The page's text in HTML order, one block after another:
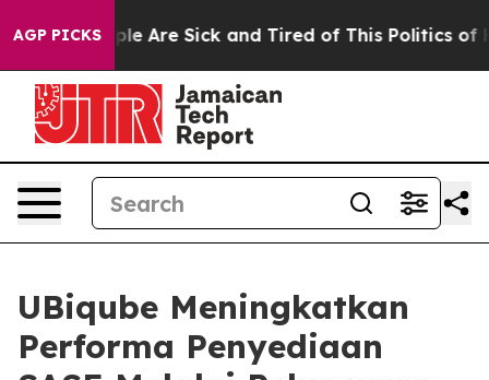
AGP PICKS
“People Are Sick and Tired of This Politics of
UBiqube Meningkatkan
Performa Penyediaan